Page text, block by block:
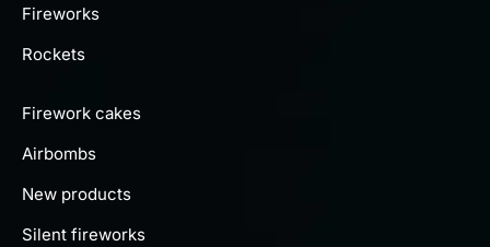
Fireworks
Rockets
Firework cakes
Airbombs
New products
Silent fireworks